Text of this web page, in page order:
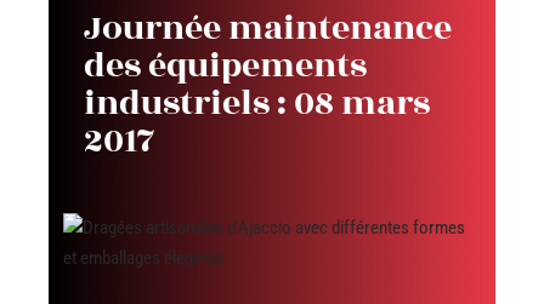
Journée maintenance
des équipements
industriels : 08 mars
2017